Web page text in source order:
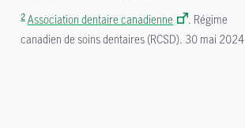
2 Association dentaire canadienne
. Régime
canadien de soins dentaires (RCSD). 30 mai 2024